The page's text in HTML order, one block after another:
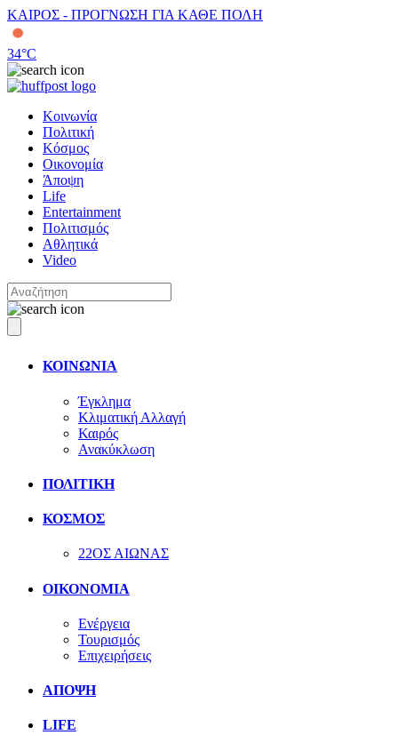
ΚΑΙΡΟΣ - ΠΡΟΓΝΩΣΗ ΓΙΑ ΚΑΘΕ ΠΟΛΗ
34°C
Κοινωνία
Πολιτική
Κόσμος
Οικονομία
Άποψη
Life
Entertainment
Πολιτισμός
Αθλητικά
Video
ΚΟΙΝΩΝΙΑ
Έγκλημα
Κλιματική Αλλαγή
Καιρός
Ανακύκλωση
ΠΟΛΙΤΙΚΗ
ΚΟΣΜΟΣ
22ΟΣ ΑΙΩΝΑΣ
ΟΙΚΟΝΟΜΙΑ
Ενέργεια
Τουρισμός
Επιχειρήσεις
ΑΠΟΨΗ
LIFE